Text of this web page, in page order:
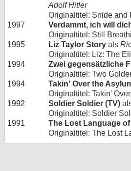
Adolf Hitler
Originaltitel: Snide and
1997
Verdammt, ich will
Originaltitel: Still
1995
Liz Taylor Story als
Originaltitel: Liz: The
1994
Zwei gegensätzliche
Originaltitel: Two
1994
Takin' Over the
Originaltitel: Takin'
1992
Soldier Soldier (TV)
Originaltitel: Soldier
1991
The Lost Language
Originaltitel: The Lost